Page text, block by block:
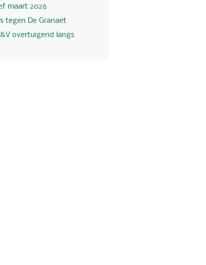
maart 2026
tegen De Granaet
overtuigend langs